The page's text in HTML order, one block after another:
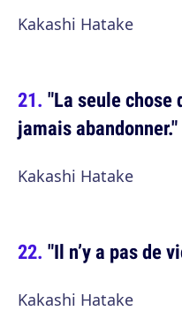
Kakashi Hatake
"La seule chose
jamais abandonner."
Kakashi Hatake
"Il n’y a pas de
Kakashi Hatake